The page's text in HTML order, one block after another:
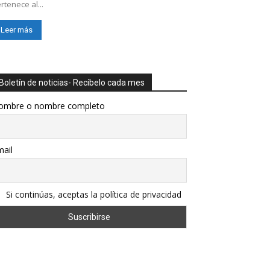
al...
Leer más
Boletín de noticias- Recíbelo cada mes
o nombre completo
Si continúas, aceptas la política de privacidad